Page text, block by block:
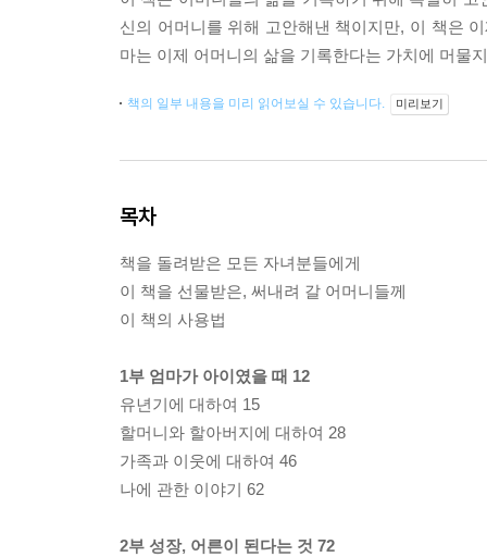
신의 어머니를 위해 고안해낸 책이지만, 이 책은
마는 이제 어머니의 삶을 기록한다는 가치에 머물
책의 일부 내용을 미리 읽어보실 수 있습니다. 미리보기
목차
책을 돌려받은 모든 자녀분들에게
이 책을 선물받은, 써내려 갈 어머니들께
이 책의 사용법
1부 엄마가 아이였을 때 12
유년기에 대하여 15
할머니와 할아버지에 대하여 28
가족과 이웃에 대하여 46
나에 관한 이야기 62
2부 성장, 어른이 된다는 것 72